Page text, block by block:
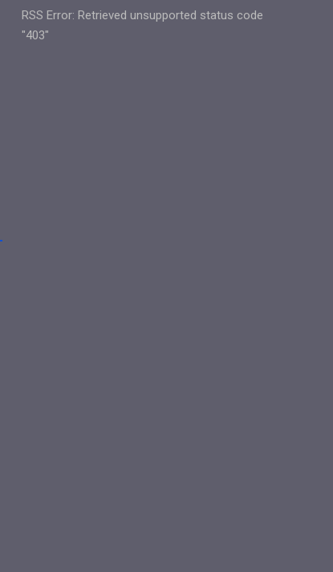
RSS Error: Retrieved unsupported status code
"403"